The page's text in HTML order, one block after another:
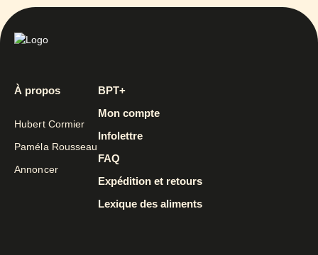
À propos
Hubert Cormier
Paméla Rousseau
Annoncer
BPT+
Mon compte
Infolettre
FAQ
Expédition et retours
Lexique des aliments